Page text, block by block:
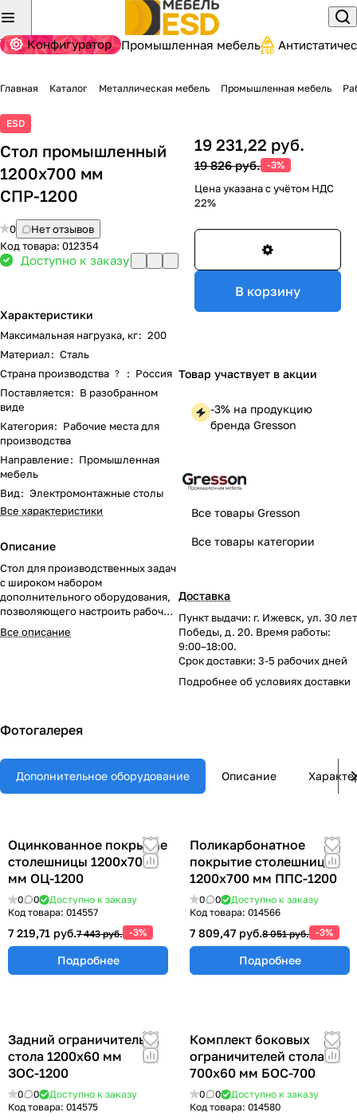
Конфигуратор Промышленная мебель
Главная Каталог Металлическая мебель Промышленная мебель
ESD
Стол промышленный
1200x700 мм
СПР-1200
0
Нет отзывов
Код товара: 012354
Доступно к заказу
Характеристики
Максимальная нагрузка, кг: 200
Материал: Сталь
Страна производства ? : Россия
Поставляется: В разобранном
виде
Категория: Рабочие места для
производства
Направление: Промышленная
мебель
Вид: Электромонтажные столы
Все характеристики
Описание
Стол для производственных задач
с широком набором
дополнительного оборудования,
позволяющего настроить рабочее
место под производственные
цели конкретного участка
Все описание
19 231,22 руб.
19 826 руб. -3%
Цена указана с учётом НДС
22%
В корзину
Товар участвует в акции
-3% на продукцию
бренда Gresson
Все товары Gresson
Все товары категории
Доставка
Пункт выдачи: г. Ижевск, ул. 30 лет
Победы, д. 20. Время работы:
9:00–18:00.
Срок доставки: 3-5 рабочих дней
Подробнее обусловиях доставки
Фотогалерея
Дополнительное оборудование Описание
Оцинкованное покрытие
столешницы 1200х700
мм ОЦ-1200
0 0
Доступно к заказу
Код товара: 014557
7 219,71 руб.7 443 руб. -3%
Подробнее
Поликарбонатное
покрытие столешницы
1200х700 мм ППС-1200
0 0
Доступно к заказу
Код товара: 014566
7 809,47 руб.8 051 руб. -3%
Подробнее
Задний ограничитель
стола 1200х60 мм
ЗОС-1200
0 0
Доступно к заказу
Код товара: 014575
Комплект боковых
ограничителей стола
700х60 мм БОС-700
0 0
Доступно к заказу
Код товара: 014580